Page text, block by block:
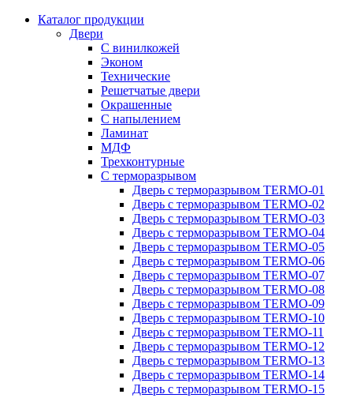
Каталог продукции
Двери
С винилкожей
Эконом
Технические
Решетчатые двери
Окрашенные
С напылением
Ламинат
МДФ
Трехконтурные
С терморазрывом
Дверь с терморазрывом TERMO-01
Дверь с терморазрывом TERMO-02
Дверь с терморазрывом TERMO-03
Дверь с терморазрывом TERMO-04
Дверь с терморазрывом TERMO-05
Дверь с терморазрывом TERMO-06
Дверь с терморазрывом TERMO-07
Дверь с терморазрывом TERMO-08
Дверь с терморазрывом TERMO-09
Дверь с терморазрывом TERMO-10
Дверь с терморазрывом TERMO-11
Дверь с терморазрывом TERMO-12
Дверь с терморазрывом TERMO-13
Дверь с терморазрывом TERMO-14
Дверь с терморазрывом TERMO-15